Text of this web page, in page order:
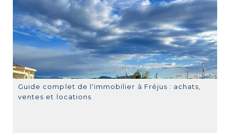
Guide complet de l'immobilier à Fréjus : achats,
ventes et locations